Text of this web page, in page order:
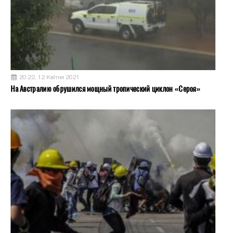
20:22, 12 Квітня 2021
На Австралию обрушился мощный тропический циклон «Сероя»